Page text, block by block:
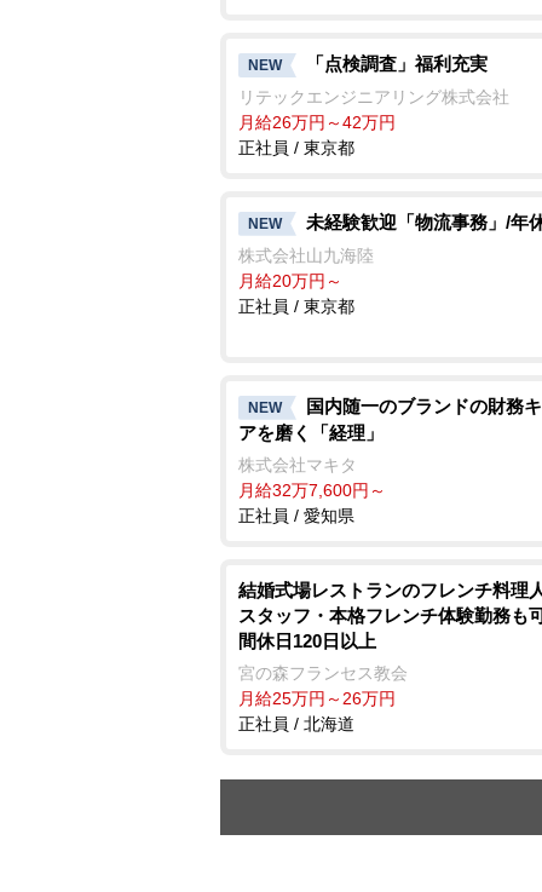
NEW 「点検調査」福利充実
リテックエンジニアリング株式会社
月給26万円～42万円
正社員 / 東京都
NEW 未経験歓迎「物流事務」/年
株式会社山九海陸
月給20万円～
正社員 / 東京都
NEW
国内随一のブランドの財務
アを磨く「経理」
株式会社マキタ
月給32万7,600円～
正社員 / 愛知県
結婚式場レストランのフレンチ料理
スタッフ・本格フレンチ体験勤務も
間休日120日以上
宮の森フランセス教会
月給25万円～26万円
正社員 / 北海道